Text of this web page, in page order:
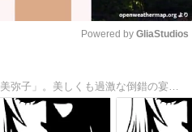
Powered by GliaStudios
長編レズビアン小説「由美と美弥子」。美しくも過激な倒錯の宴を、どうぞお楽しみください。連載4600回超。週5回更新中。